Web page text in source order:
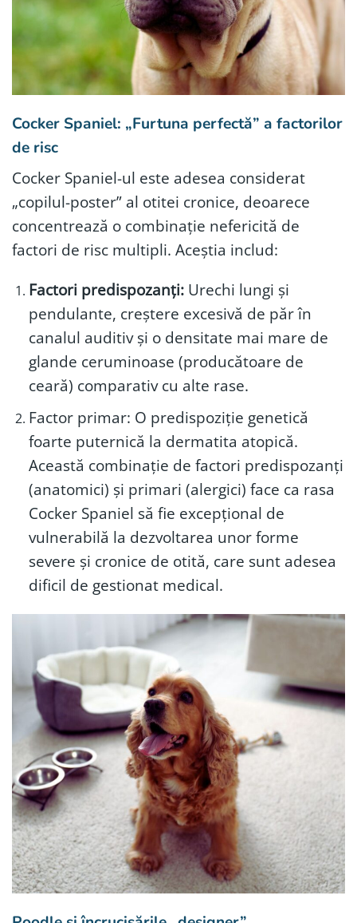
Cocker Spaniel: „Furtuna perfectă” a factorilor
de risc
Cocker Spaniel-ul este adesea considerat
„copilul-poster” al otitei cronice, deoarece
concentrează o combinație nefericită de
factori de risc multipli. Aceștia includ:
Factori predispozanți:Urechi lungi și
pendulante, creștere excesivă de păr în
canalul auditiv și o densitate mai mare de
glande ceruminoase (producătoare de
ceară) comparativ cu alte rase.
Factor primar: O predispoziție genetică
foarte puternică la dermatita atopică.
Această combinație de factori predispozanți
(anatomici) și primari (alergici) face ca rasa
Cocker Spaniel să fie excepțional de
vulnerabilă la dezvoltarea unor forme
severe și cronice de otită, care sunt adesea
dificil de gestionat medical.